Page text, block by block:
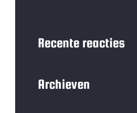
Recente reacties
Archieven